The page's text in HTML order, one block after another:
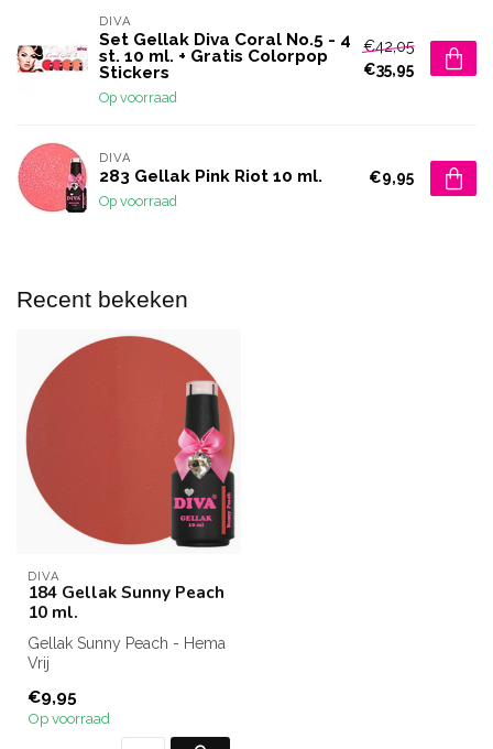
DIVA
Set Gellak Diva Coral No.5 - 4
st. 10 ml. + Gratis Colorpop
Stickers
Op voorraad
€42,05
€35,95
DIVA
283 Gellak Pink Riot 10 ml.
Op voorraad
€9,95
Recent bekeken
DIVA
184 Gellak Sunny Peach
10 ml.
Gellak Sunny Peach - Hema
Vrij
€9,95
Op voorraad